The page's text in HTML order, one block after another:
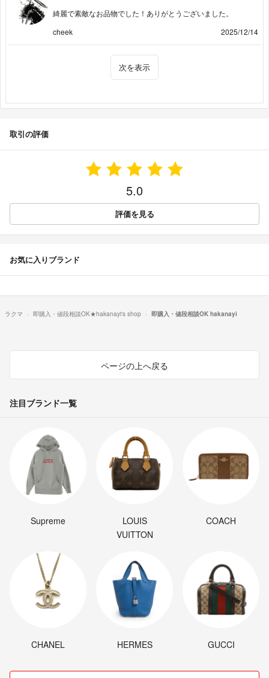
綺麗で素敵なお品物でした！ありがとうございました。
cheek
2025/12/14
次を表示
取引の評価
5.0
評価を見る
お気に入りブランド
ラクマ 即購入・値段相談OK★hakanayi's shop 即購入・値段相談OK hakanayi
ページの上へ戻る
注目ブランド一覧
Supreme
LOUIS
VUITTON
COACH
CHANEL HERMES GUCCI